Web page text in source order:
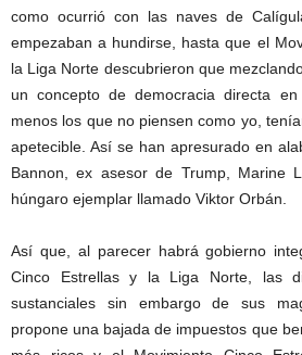
como ocurrió con las naves de
empezaban a hundirse, hasta que el
la Liga Norte descubrieron que
un concepto de democracia directa
menos los que no piensen como yo,
apetecible. Así se han apresurado en
Bannon, ex asesor de Trump, Marine
húngaro ejemplar llamado Viktor Orbán.
Así que, al parecer habrá gobierno
Cinco Estrellas y la Liga Norte, las
sustanciales sin embargo de sus
propone una bajada de impuestos que